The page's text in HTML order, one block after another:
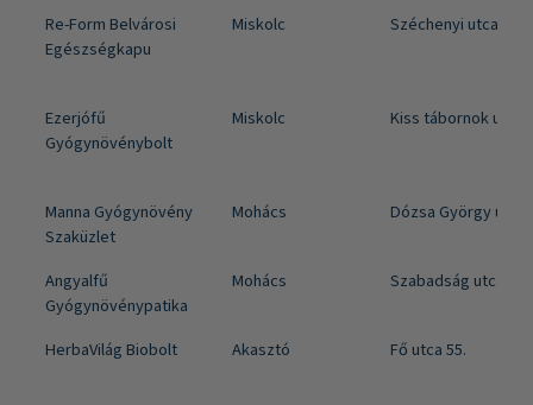
Re-Form Belvárosi
Egészségkapu
Miskolc Széchenyi utca 56.
Ezerjófű
Gyógynövénybolt
Miskolc Kiss tábornok u. 6/A
Manna Gyógynövény
Szaküzlet
Mohács Dózsa György utca
Angyalfű
Gyógynövénypatika
Mohács Szabadság utca 13.
HerbaVilág Biobolt Akasztó Fő utca 55.